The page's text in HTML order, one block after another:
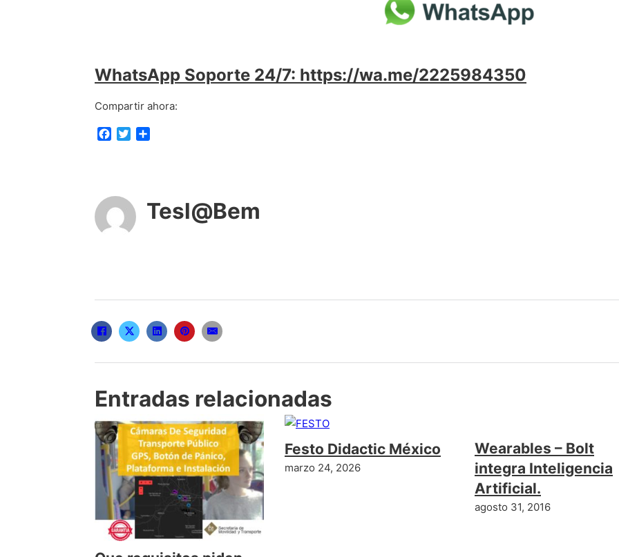
WhatsApp Soporte 24/7: https://wa.me/2225984350
Compartir ahora:
e
r
t
Tesl@Bem
Entradas relacionadas
Festo Didactic México
marzo 24, 2026
Wearables – Bolt
integra Inteligencia
Artificial.
agosto 31, 2016